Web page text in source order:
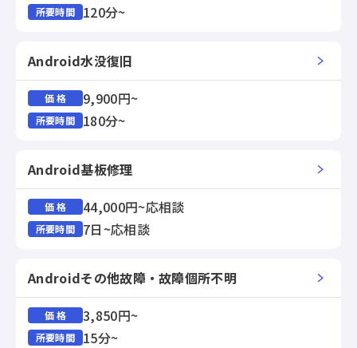
所要時間 120分~
Android水没復旧
価 格 9,900円~
所要時間 180分~
Android基板修理
価 格 44,000円~応相談
所要時間 7日~応相談
Androidその他故障・故障個所不明
価 格 3,850円~
所要時間 15分~